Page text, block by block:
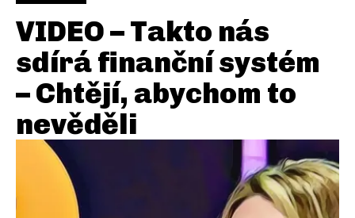
VIDEO – Takto nás
sdírá finanční systém
– Chtějí, abychom to
nevěděli